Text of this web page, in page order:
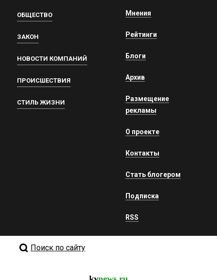
ОБЩЕСТВО
ЗАКОН
НОВОСТИ КОМПАНИЙ
ПРОИСШЕСТВИЯ
СТИЛЬ ЖИЗНИ
Мнения
Рейтинги
Блоги
Архив
Размещение
рекламы
О проекте
Контакты
Стать блогером
Подписка
RSS
Поиск по сайту